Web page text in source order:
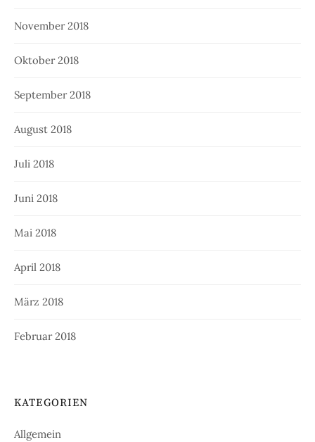
November 2018
Oktober 2018
September 2018
August 2018
Juli 2018
Juni 2018
Mai 2018
April 2018
März 2018
Februar 2018
KATEGORIEN
Allgemein